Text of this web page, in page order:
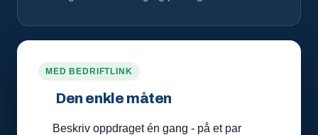
MED BEDRIFTLINK
Den enkle måten
Beskriv oppdraget én gang - på et par